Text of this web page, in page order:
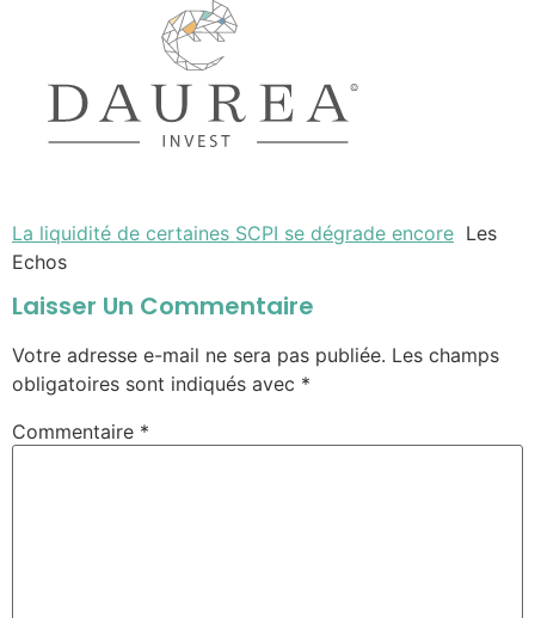
La liquidité de certaines SCPI se dégrade encore Les
Echos
Laisser Un Commentaire
Votre adresse e-mail ne sera pas publiée. Les champs
obligatoires sont indiqués avec *
Commentaire *